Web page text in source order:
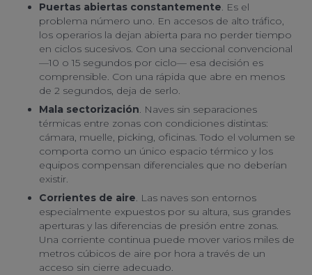
Puertas abiertas constantemente. Es el
problema número uno. En accesos de alto tráfico,
los operarios la dejan abierta para no perder tiempo
en ciclos sucesivos. Con una seccional convencional
—10 o 15 segundos por ciclo— esa decisión es
comprensible. Con una rápida que abre en menos
de 2 segundos, deja de serlo.
Mala sectorización. Naves sin separaciones
térmicas entre zonas con condiciones distintas:
cámara, muelle, picking, oficinas. Todo el volumen se
comporta como un único espacio térmico y los
equipos compensan diferenciales que no deberían
existir.
Corrientes de aire. Las naves son entornos
especialmente expuestos por su altura, sus grandes
aperturas y las diferencias de presión entre zonas.
Una corriente continua puede mover varios miles de
metros cúbicos de aire por hora a través de un
acceso sin cierre adecuado.